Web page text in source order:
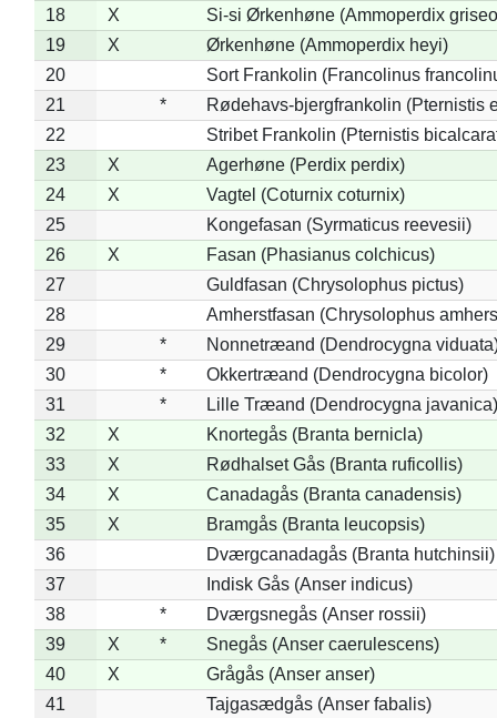
18
X
Si-si Ørkenhøne (Ammoperdix
19
X
Ørkenhøne (Ammoperdix heyi)
20
Sort Frankolin (Francolinus
21
*
Rødehavs-bjergfrankolin (Pternistis
22
Stribet Frankolin (Pternistis
23
X
Agerhøne (Perdix perdix)
24
X
Vagtel (Coturnix coturnix)
25
Kongefasan (Syrmaticus reevesii)
26
X
Fasan (Phasianus colchicus)
27
Guldfasan (Chrysolophus pictus)
28
Amherstfasan (Chrysolophus
29
*
Nonnetræand (Dendrocygna
30
*
Okkertræand (Dendrocygna bicolor)
31
*
Lille Træand (Dendrocygna javanica)
32
X
Knortegås (Branta bernicla)
33
X
Rødhalset Gås (Branta ruficollis)
34
X
Canadagås (Branta canadensis)
35
X
Bramgås (Branta leucopsis)
36
Dværgcanadagås (Branta hutchinsii)
37
Indisk Gås (Anser indicus)
38
*
Dværgsnegås (Anser rossii)
39
X *
Snegås (Anser caerulescens)
40
X
Grågås (Anser anser)
41
Tajgasædgås (Anser fabalis)